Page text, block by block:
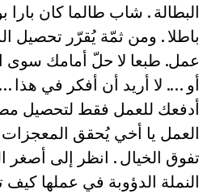
البطالة . شاب طالما كان بارا
باطلا . ومن ثمّة يُقرّر تحصيل
عمل. طبعا لا حلّ أمامك سوى
أو …. لا أريد أن أفكر في
أدفعك للعمل فقط لتحصيل
العمل يا أخي يُحقق المعجزات
تفوق الخيال . انظر إلى
النملة الدؤوبة في عملها كيف